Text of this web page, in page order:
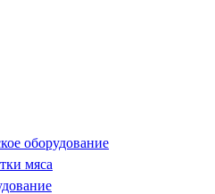
оборудование
мяса